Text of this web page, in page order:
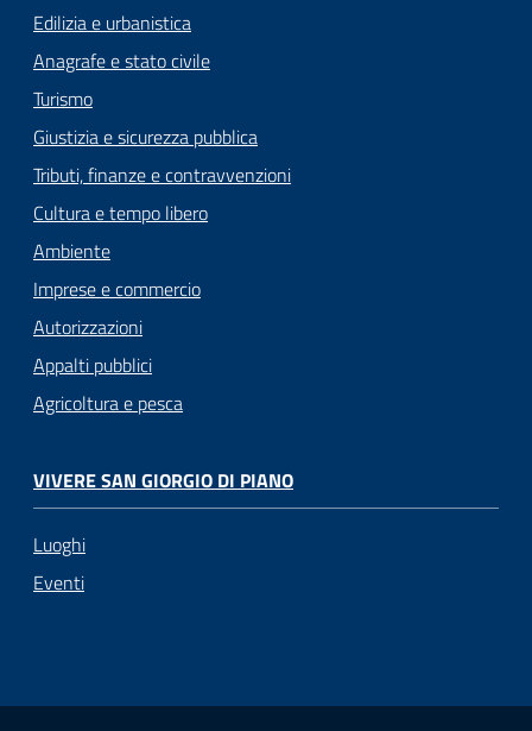
Edilizia e urbanistica
Anagrafe e stato civile
Turismo
Giustizia e sicurezza pubblica
Tributi, finanze e contravvenzioni
Cultura e tempo libero
Ambiente
Imprese e commercio
Autorizzazioni
Appalti pubblici
Agricoltura e pesca
VIVERE SAN GIORGIO DI PIANO
Luoghi
Eventi